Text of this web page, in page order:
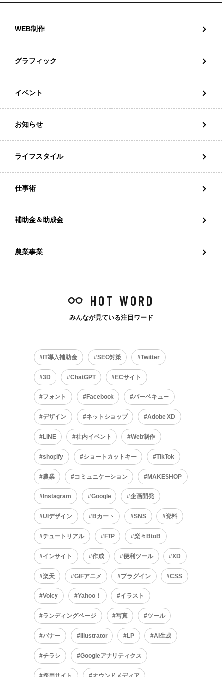
WEB制作
グラフィック
イベント
お知らせ
ライフスタイル
仕事術
補助金＆助成金
農業事業
HOT WORD
みんなが見ている注目ワード
IT導入補助金 SEO対策 Twitter
3D ChatGPT ECサイト
フォント Facebook バーベキュー
デザイン ネットショップ Adobe XD
LINE 社内イベント Web制作
shopify ショートカットキー TikTok
農業 コミュニケーション MAKESHOP
Instagram Google 企画開発
UIデザイン Bカート SNS 資料
チュートリアル FTP 楽々BtoB
インサイト 作成 便利ツール XD
楽天 GIFアニメ プラグイン CSS
Voicy Yahoo！ イラスト
ランディングページ 写真 ツール
バナー Illustrator LP AI生成
チラシ Googleアナリティクス